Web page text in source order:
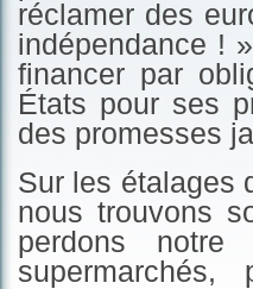
réclamer des
indépendance !
financer par
États pour ses
des promesses
Sur les étalages
nous trouvons
perdons